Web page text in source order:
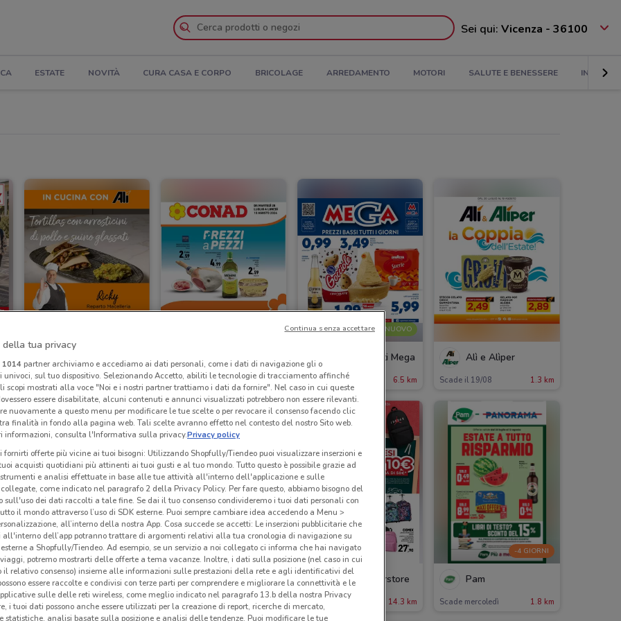
Sei qui: Vicenza - 36100
ESTATE NOVITÀ CURA CASA E CORPO BRICOLAGE ARREDAMENTO MOTORI SALUTE E BENESSERE INFANZIA
Alì e Alìper
Scade il 19/08 1.3 km
Conad
Scade lunedì 11 km
NUOVO
Supermercati Mega
Scade il 19/08 6.5 km
Alì e Alìper
Scade il 19/08 1.3 km
-1 GIORNO
Aldi
Scade domani 458 m
NUOVO
Emisfero
Scade il 26/08 2.3 km
Conad Superstore
Scade il 30/09 14.3 km
-4 GIORNI
Pam
Scade mercoledì 1.8 km
della tua privacy
1014partner archiviamo e accediamo ai dati personali, come i dati di navigazione gli o
sul tuo dispositivo. Selezionando Accetto, abiliti le tecnologie di tracciamento affinché
scopi mostrati alla voce "Noi e i nostri partner trattiamo i dati da fornire". Nel caso in cui queste
essere disabilitate, alcuni contenuti e annunci visualizzati potrebbero non essere rilevanti.
nuovamente a questo menu per modificare le tue scelte o per revocare il consenso facendo clic
finalità in fondo alla pagina web. Tali scelte avranno effetto nel contesto del nostro Sito web.
informazioni, consulta l'Informativa sulla privacy.Privacy policy
fornirti offerte più vicine ai tuoi bisogni: Utilizzando Shopfully/Tiendeo puoi visualizzare inserzioni e
acquisti quotidiani più attinenti ai tuoi gusti e al tuo mondo. Tutto questo è possibile grazie ad
e analisi effettuate in base alle tue attività all'interno dell'applicazione e sulle
come indicato nel paragrafo 2 della Privacy Policy. Per fare questo, abbiamo bisogno del
sull'uso dei dati raccolti a tale fine. Se dai il tuo consenso condivideremo i tuoi dati personali con
il mondo attraverso l’uso di SDK esterne. Puoi sempre cambiare idea accedendo a Menu >
all’interno della nostra App. Cosa succede se accetti: Le inserzioni pubblicitarie che
all'interno dell’app potranno trattare di argomenti relativi alla tua cronologia di navigazione su
a Shopfully/Tiendeo. Ad esempio, se un servizio a noi collegato ci informa che hai navigato
potremo mostrarti delle offerte a tema vacanze. Inoltre, i dati sulla posizione (nel caso in cui
il relativo consenso) insieme alle informazioni sulle prestazioni della rete e agli identificativi del
essere raccolte e condivisi con terze parti per comprendere e migliorare la connettività e le
sulle delle reti wireless, come meglio indicato nel paragrafo 13.b della nostra Privacy
i tuoi dati possono anche essere utilizzati per la creazione di report, ricerche di mercato,
statistiche, analisi basate sulla posizione e analisi delle tendenze. Puoi modificare le tue
Continua senza accettare